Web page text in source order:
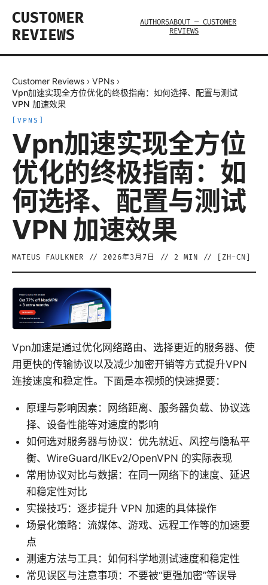
CUSTOMER
REVIEWS
AUTHORSABOUT — CUSTOMER
REVIEWS
Customer Reviews › VPNs ›
Vpn加速实现全方位优化的终极指南：如何选择、配置与测试
VPN 加速效果
VPNS
Vpn加速实现全方位
优化的终极指南：如
何选择、配置与测试
VPN 加速效果
MATEUS FAULKNER // 2026年3月7日 // 2 MIN // [ ZH-CN
Vpn加速是通过优化网络路由、选择更近的服务器、使
用更快的传输协议以及减少加密开销等方式提升VPN
连接速度和稳定性。下面是本视频的快速提要：
原理与影响因素：网络距离、服务器负载、协议选
择、设备性能等对速度的影响
如何选对服务器与协议：优先就近、风控与隐私平
衡、WireGuard/IKEv2/OpenVPN 的实际表现
常用协议对比与数据：在同一网络下的速度、延迟
和稳定性对比
实操技巧：逐步提升 VPN 加速的具体操作
场景化策略：流媒体、游戏、远程工作等的加速要
点
测速方法与工具：如何科学地测试速度和稳定性
常见误区与注意事项：不要被“更强加密”等误导